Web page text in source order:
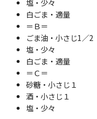
塩・少々
白ごま・適量
＝Ｂ＝
ごま油・小さじ1／2
塩・少々
白ごま・適量
＝Ｃ＝
砂糖・小さじ１
酒・小さじ１
塩・少々